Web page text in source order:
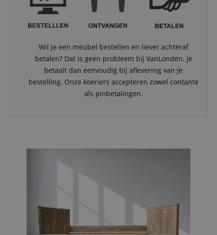
Wil je een meubel bestellen en liever achteraf
betalen? Dat is geen probleem bij VanLonden. Je
betaalt dan eenvoudig bij aflevering van je
bestelling. Onze koeriers accepteren zowel contante
als pinbetalingen.